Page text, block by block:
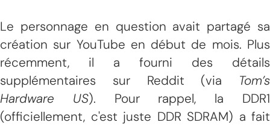
Le personnage en question avait partagé sa
création sur YouTube en début de mois. Plus
récemment, il a fourni des détails
supplémentaires sur Reddit (via Tom’s
Hardware US). Pour rappel, la DDR1
(officiellement, c'est juste DDR SDRAM) a fait